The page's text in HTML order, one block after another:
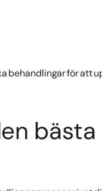
behandlingar för att